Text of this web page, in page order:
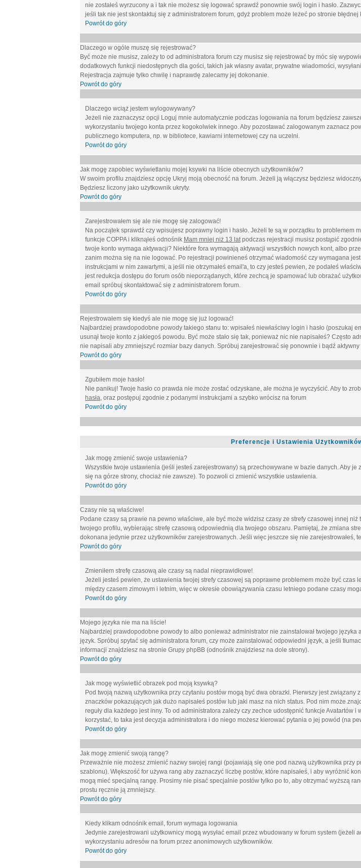
nie zostałeś wyrzucony a i tak nie możesz się logować sprawdź ponownie swój login i hasło.
jeśli tak nie jest skontaktuj się z administratorem forum, gdyż problem może leżeć po stronie
Powrót do góry
Dlaczego w ogóle muszę się rejestrować?
Być może nie musisz, zależy to od administratora forum czy musisz się rejestrować by móc się
dodatkowych funkcji niedostępnych dla gości, takich jak własny avatar, prywatne wiadomości,
Rejestracja zajmuje tylko chwilę i naprawdę zalecamy jej dokonanie.
Powrót do góry
Dlaczego wciąż jestem wylogowywany?
Jeżeli nie zaznaczysz opcji Loguj mnie automatycznie podczas logowania na forum będziesz
wykorzystaniu twojego konta przez kogokolwiek innego. Aby pozostawać zalogowanym zaznacz
publicznego komputera, np. w bibliotece, kawiarni internetowej czy na uczelni.
Powrót do góry
Jak mogę zapobiec wyświetlaniu mojej ksywki na liście obecnych użytkowników?
W swoim profilu znajdziesz opcję Ukryj moją obecność na forum. Jeżeli ją włączysz będziesz
Będziesz liczony jako użytkownik ukryty.
Powrót do góry
Zarejestrowałem się ale nie mogę się zalogować!
Na początek sprawdź czy wpisujesz poprawny login i hasło. Jeżeli te są w porządku to problemem
funkcje COPPA i kliknąłeś odnośnik Mam mniej niż 13 latpodczas rejestracji musisz postąpić
twoje konto wymaga aktywacji? Niektóre fora wymagają aktywacji wszystkich nowych kont, albo
zanim można się na nie logować. Po rejestracji powinieneś otrzymać wiadomość czy wymagana
instrukcjami w nim zawartymi, a jeśli nie otrzymałeś email'a, to czy jesteś pewien, że podałeś
jest redukcja dostępu do forum osób nieporządanych, które zechcą je spamować lub obrażać
email spróbuj skontaktować się z administratorem forum.
Powrót do góry
Rejestrowałem się kiedyś ale nie mogę się już logować!
Najbardziej prawdopodobne powody takiego stanu to: wpisałeś niewłaściwy login i hasło (poszukaj
usunął twoje konto z jakiegoś powodu. Być może stało się tak, ponieważ nic nie napisałeś? Często
nie napisali aby zmniejszyć rozmiar bazy danych. Spróbuj zarejestrować się ponownie i bądź
Powrót do góry
Zgubiłem moje hasło!
Nie panikuj! Twoje hasło co prawda nie może zostać odzyskane, ale można je wyczyścić. Aby to
hasła, oraz postępuj zgodnie z podanymi instrukcjami a szybko wrócisz na forum
Powrót do góry
Preferencje i Ustawienia
Jak mogę zmienić swoje ustawienia?
Wszystkie twoje ustawienia (jeśli jesteś zarejestrowany) są przechowywane w bazie danych. Aby je
się na górze strony, chociaż nie zawsze). To pozwoli ci zmienić wszystkie ustawienia.
Powrót do góry
Czasy nie są właściwe!
Podane czasy są prawie na pewno właściwe, ale być może widzisz czasy ze strefy czasowej innej
twojego profilu, wybierając strefę czasową odpowiednią dla twojego obszaru. Pamiętaj, że zmiana
dokonana jedynie przez użytkowników zarejestrowanych. Jeśli więc jeszcze się nie zarejestrowałeś,
Powrót do góry
Zmieniłem strefę czasową ale czasy są nadal nieprawidłowe!
Jeżeli jesteś pewien, że ustawienia twojej strefy czasowej są poprawne problemem może być czas
między czasem zimowym i letnim, więc w okresie obowiązywania czasu letniego podane czasy
Powrót do góry
Mojego języka nie ma na liście!
Najbardziej prawdopodobne powody to albo ponieważ administrator nie zainstalował twojego języka
język. Spróbuj spytać się administratora forum, czy może zainstalować odpowiedni język, a jeśli
informacji znajdziesz na stronie Grupy phpBB (odnośnik znajdziesz na dole strony).
Powrót do góry
Jak mogę wyświetlić obrazek pod moją ksywką?
Pod twoją nazwą użytkownika przy czytaniu postów mogą być dwa obrazki. Pierwszy jest związany
znaczków pokazujących jak dużo napisałeś postów lub jaki masz na nich status. Pod nim może
reguły dla każdego jest inny. To od administratora zależy czy zechce udostępnić funkcje Avatartów
korzystać, to taka jest decyzja administratora i do niego możesz kierować pytania o jej powód (na
Powrót do góry
Jak mogę zmienić swoją rangę?
Przeważnie nie możesz zmienić nazwy swojej rangi (pojawiają się one pod nazwą użytkownika przy
szablonu). Większość for używa rang aby zaznaczyć liczbę postów, które napisałeś, i aby wyróżnić
mogą mieć specjalną rangę. Prosimy nie pisać specjalnie postów tylko po to, aby otrzymać wyższą
prostu ręcznie ją zmniejszy.
Powrót do góry
Kiedy klikam odnośnik email, forum wymaga logowania
Jedynie zarejestrowani użytkownicy mogą wysyłać email przez wbudowany w forum system (jeżeli
wykorzystaniu adresów na forum przez anonimowych użytkowników.
Powrót do góry